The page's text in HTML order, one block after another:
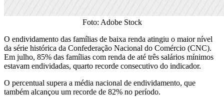
Foto: Adobe Stock
O endividamento das famílias de baixa renda atingiu o maior nível
da série histórica da Confederação Nacional do Comércio (CNC).
Em julho, 85% das famílias com renda de até três salários mínimos
estavam endividadas, quarto recorde consecutivo do indicador.
O percentual supera a média nacional de endividamento, que
também alcançou um recorde de 82% no período.